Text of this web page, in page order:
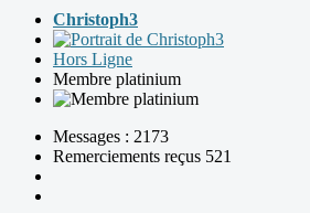
Christoph3
Hors Ligne
Membre platinium
Messages : 2173
Remerciements reçus 521